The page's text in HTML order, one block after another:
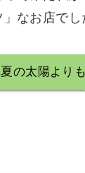
なお店でし
の太陽より